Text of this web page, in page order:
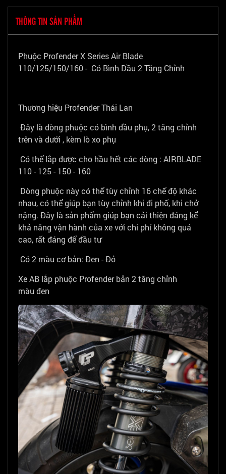
THÔNG TIN SẢN PHẨM
Phuộc Profender X Series Air Blade
110/125/150/160 - Có Bình Dầu 2 Tăng Chỉnh
Thương hiệu Profender Thái Lan
Đây là dòng phuộc có bình dầu phụ, 2 tăng chỉnh
trên và dưới , kèm lò xo phụ
Có thể lắp được cho hầu hết các dòng : AIRBLADE
110 - 125 - 150 - 160
Dòng phuộc này có thể tùy chỉnh 16 chế độ khác
nhau, có thể giúp bạn tùy chỉnh khi đi phố, khi chở
nặng. Đây là sản phẩm giúp bạn cải thiện đáng kể
khả năng vận hành của xe với chi phí không quá
cao, rất đáng để đầu tư
Có 2 màu cơ bản: Đen - Đỏ
Xe AB lắp phuộc Profender bản 2 tăng chỉnh
màu đen